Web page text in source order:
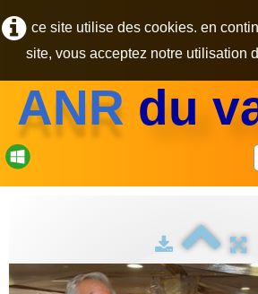
ce site utilise des cookies. en
site, vous acceptez notre utilisation
ANR du
accueil
photos▼